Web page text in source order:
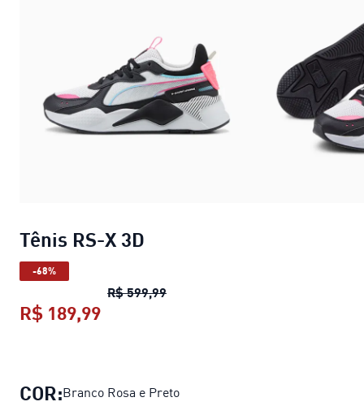
Tênis RS-X 3D
-68%
R$ 599,99Tênis RS-X 3D
R$ 189,99
COR:Branco Rosa e Preto